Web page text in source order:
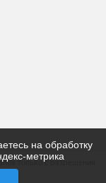
только с разрешения
на обработку
метрика